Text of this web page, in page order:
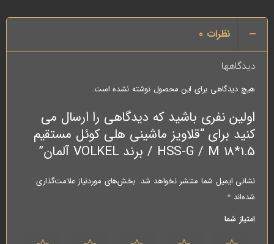
نظرات 0
دیدگاهها
هیچ دیدگاهی برای این محصول نوشته نشده است.
اولین نفری باشید که دیدگاهی را ارسال می
کنید برای “قلاویز ماشینی هلی کوئل مستقیم
HSS-G / M 18*1.5 / برند VOLKEL آلمان”
نشانی ایمیل شما منتشر نخواهد شد. بخش‌های موردنیاز علامت‌گذاری
شده‌اند*
امتیاز شما